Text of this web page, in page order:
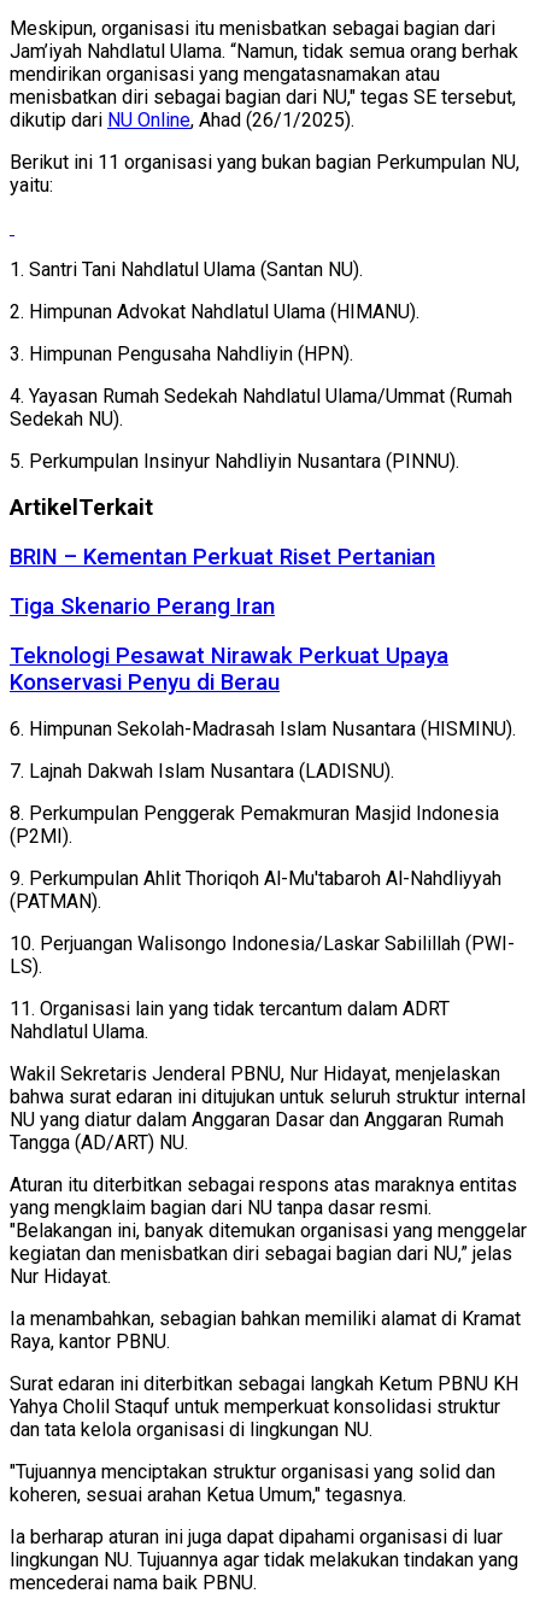
Meskipun, organisasi itu menisbatkan sebagai bagian dari
Jam’iyah Nahdlatul Ulama. “Namun, tidak semua orang berhak
mendirikan organisasi yang mengatasnamakan atau
menisbatkan diri sebagai bagian dari NU," tegas SE tersebut,
dikutip dari NU Online, Ahad (26/1/2025).
Berikut ini 11 organisasi yang bukan bagian Perkumpulan NU,
yaitu:
1. Santri Tani Nahdlatul Ulama (Santan NU).
2. Himpunan Advokat Nahdlatul Ulama (HIMANU).
3. Himpunan Pengusaha Nahdliyin (HPN).
4. Yayasan Rumah Sedekah Nahdlatul Ulama/Ummat (Rumah
Sedekah NU).
5. Perkumpulan Insinyur Nahdliyin Nusantara (PINNU).
Artikel Terkait
BRIN – Kementan Perkuat Riset Pertanian
Tiga Skenario Perang Iran
Teknologi Pesawat Nirawak Perkuat Upaya
Konservasi Penyu di Berau
6. Himpunan Sekolah-Madrasah Islam Nusantara (HISMINU).
7. Lajnah Dakwah Islam Nusantara (LADISNU).
8. Perkumpulan Penggerak Pemakmuran Masjid Indonesia
(P2MI).
9. Perkumpulan Ahlit Thoriqoh Al-Mu'tabaroh Al-Nahdliyyah
(PATMAN).
10. Perjuangan Walisongo Indonesia/Laskar Sabilillah (PWI-
LS).
11. Organisasi lain yang tidak tercantum dalam ADRT
Nahdlatul Ulama.
Wakil Sekretaris Jenderal PBNU, Nur Hidayat, menjelaskan
bahwa surat edaran ini ditujukan untuk seluruh struktur internal
NU yang diatur dalam Anggaran Dasar dan Anggaran Rumah
Tangga (AD/ART) NU.
Aturan itu diterbitkan sebagai respons atas maraknya entitas
yang mengklaim bagian dari NU tanpa dasar resmi.
"Belakangan ini, banyak ditemukan organisasi yang menggelar
kegiatan dan menisbatkan diri sebagai bagian dari NU,” jelas
Nur Hidayat.
Ia menambahkan, sebagian bahkan memiliki alamat di Kramat
Raya, kantor PBNU.
Surat edaran ini diterbitkan sebagai langkah Ketum PBNU KH
Yahya Cholil Staquf untuk memperkuat konsolidasi struktur
dan tata kelola organisasi di lingkungan NU.
"Tujuannya menciptakan struktur organisasi yang solid dan
koheren, sesuai arahan Ketua Umum," tegasnya.
Ia berharap aturan ini juga dapat dipahami organisasi di luar
lingkungan NU. Tujuannya agar tidak melakukan tindakan yang
mencederai nama baik PBNU.